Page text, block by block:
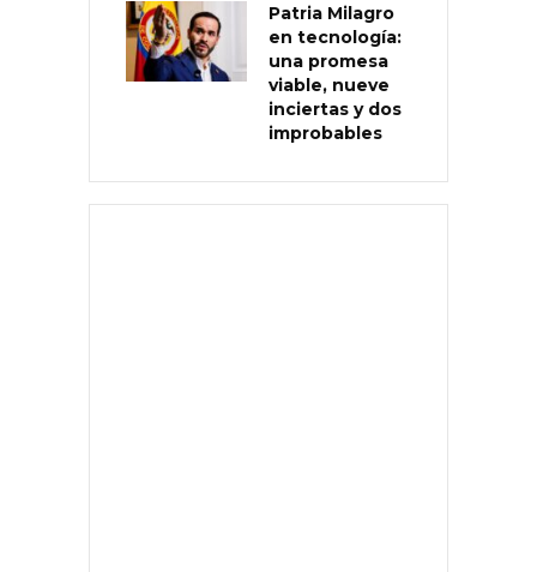
Patria Milagro
en tecnología:
una promesa
viable, nueve
inciertas y dos
improbables